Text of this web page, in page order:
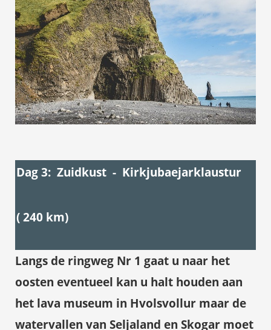
Dag 3: Zuidkust - Kirkjubaejarklaustur
( 240 km)
Langs de ringweg Nr 1 gaat u naar het
oosten eventueel kan u halt houden aan
het lava museum in Hvolsvollur maar de
watervallen van Seljaland en Skogar moet